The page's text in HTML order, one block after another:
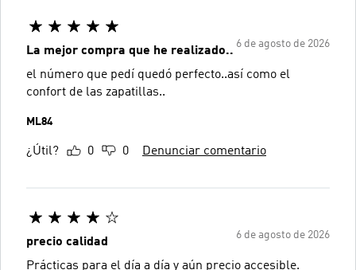
6 de agosto de 2026
La mejor compra que he realizado..
el número que pedí quedó perfecto..así como el
confort de las zapatillas..
ML84
¿Útil? 0 0 Denunciar comentario
6 de agosto de 2026
precio calidad
Prácticas para el día a día y aún precio accesible.